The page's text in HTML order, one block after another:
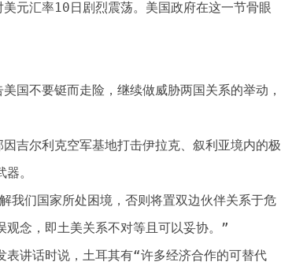
元汇率10日剧烈震荡。美国政府在这一节骨眼
国不要铤而走险，继续做威胁两国关系的举动，
吉尔利克空军基地打击伊拉克、叙利亚境内的极
。
我们国家所处困境，否则将置双边伙伴关系于危
念，即土美关系不对等且可以妥协。”
讲话时说，土耳其有“许多经济合作的可替代